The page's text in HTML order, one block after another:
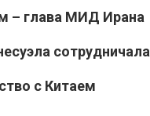
– глава МИД Ирана
сотрудничала
с Китаем